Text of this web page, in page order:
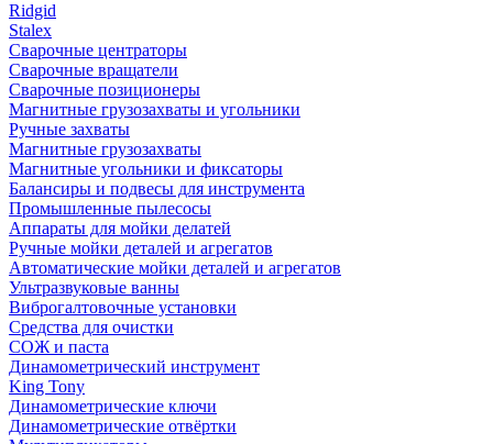
Ridgid
Stalex
Сварочные центраторы
Сварочные вращатели
Сварочные позиционеры
Магнитные грузозахваты и угольники
Ручные захваты
Магнитные грузозахваты
Магнитные угольники и фиксаторы
Балансиры и подвесы для инструмента
Промышленные пылесосы
Аппараты для мойки делатей
Ручные мойки деталей и агрегатов
Автоматические мойки деталей и агрегатов
Ультразвуковые ванны
Виброгалтовочные установки
Средства для очистки
СОЖ и паста
Динамометрический инструмент
King Tony
Динамометрические ключи
Динамометрические отвёртки